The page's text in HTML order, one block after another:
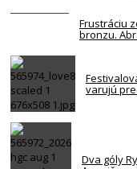
Frustráciu
bronzu.
varujú
Dva góly